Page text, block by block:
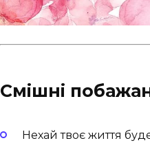
Смішні
Нехай твоє життя